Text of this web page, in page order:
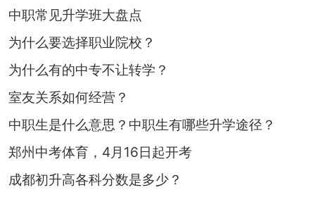
中职常见升学班大盘点
为什么要选择职业院校？
为什么有的中专不让转学？
室友关系如何经营？
中职生是什么意思？中职生有哪些升学途径？
郑州中考体育，4月16日起开考
成都初升高各科分数是多少？